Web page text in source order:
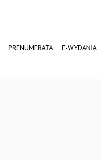
PRENUMERATA E-WYDANIA